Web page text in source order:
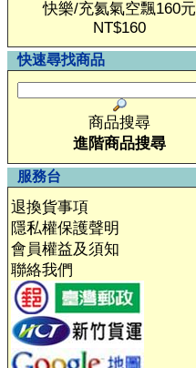
快樂/充氦氣空飄160元
NT$160
快速尋找商品
商品搜尋
進階商品搜尋
服務台
退換貨事項
隱私權保護聲明
會員權益及須知
聯絡我們